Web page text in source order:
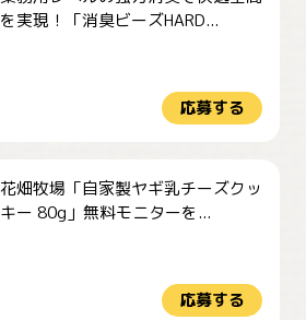
を実現！「消臭ビーズHARD...
応募する
花畑牧場「自家製ヤギ乳チーズクッ
キー 80g」無料モニターを...
応募する